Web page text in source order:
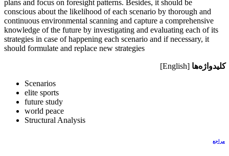
plans and focus on foresight patterns. Besides, it should be
conscious about the likelihood of each scenario by thorough and
continuous environmental scanning and capture a comprehensive
knowledge of the future by investigating and evaluating each of its
strategies in case of happening each scenario and if necessary, it
should formulate and replace new strategies
کلیدواژه‌ها [English]
Scenarios
elite sports
future study
world peace
Structural Analysis
مراجع